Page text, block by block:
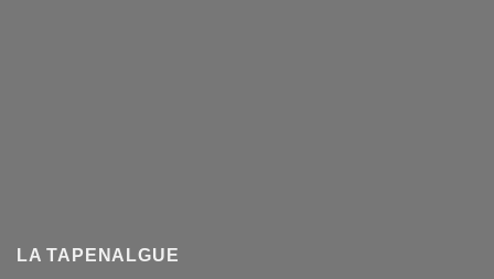
LA TAPENALGUE